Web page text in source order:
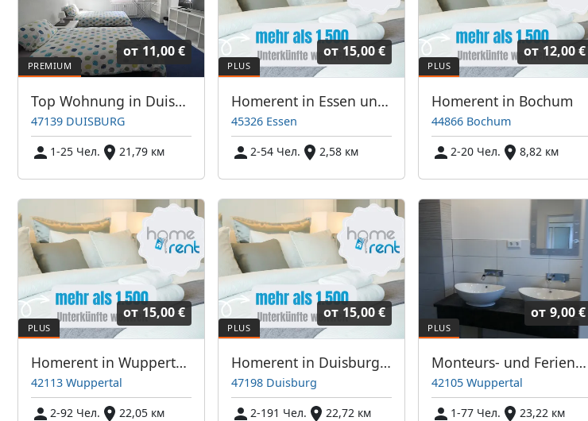
от 11,00 €
Top Wohnung in Duisburg - Ideal für Monteure
47139 DUISBURG
1-25 Чел.
21,79 км
от 15,00 €
Homerent in Essen und Umgebung
45326 Essen
2-54 Чел.
2,58 км
от 12,00 €
Homerent in Bochum
44866 Bochum
2-20 Чел.
8,82 км
от 15,00 €
Homerent in Wuppertal und Umgebung
42113 Wuppertal
2-92 Чел.
22,05 км
от 15,00 €
Homerent in Duisburg und Umgebung
47198 Duisburg
2-191 Чел.
22,72 км
от 9,00 €
Monteurs- und Ferienwohnungen in Wuppertal
42105 Wuppertal
1-77 Чел.
23,22 км